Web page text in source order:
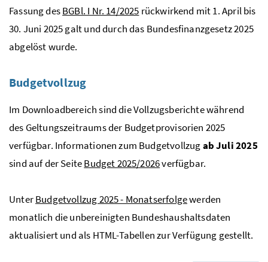
Fassung desBGBl. I Nr. 14/2025 rückwirkend mit 1. April bis
30. Juni 2025 galt und durch das Bundesfinanzgesetz 2025
abgelöst wurde.
Budgetvollzug
Im Downloadbereich sind die Vollzugsberichte während
des Geltungszeitraums der Budgetprovisorien 2025
verfügbar. Informationen zum Budgetvollzugab Juli 2025
sind auf der SeiteBudget 2025/2026verfügbar.
UnterBudgetvollzug 2025 - Monatserfolgewerden
monatlich die unbereinigten Bundeshaushaltsdaten
aktualisiert und als HTML-Tabellen zur Verfügung gestellt.